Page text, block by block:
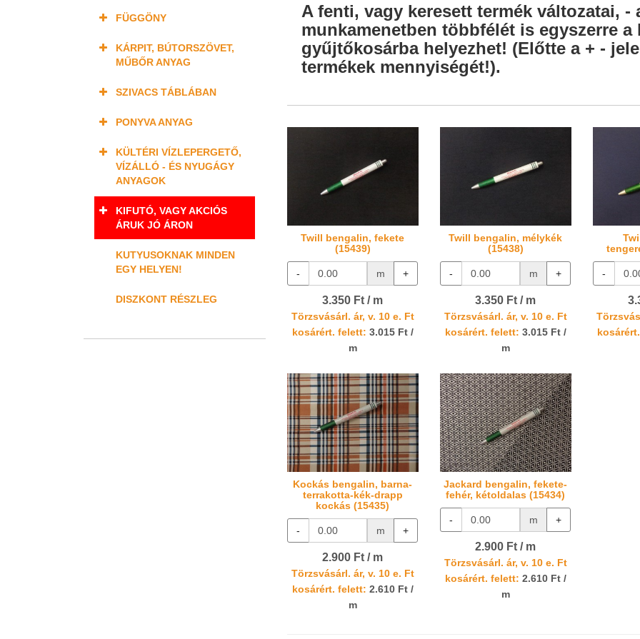
A fenti, vagy keresett termék változatai,
munkamenetben többfélét is egyszerre
gyűjtőkosárba helyezhet! (Előtte a + -
termékek mennyiségét!).
Twill bengalin, fekete
(15439)
- m +
3.350 Ft / m
Törzsvásárl. ár, v. 10 e. Ft
kosárért. felett: 3.015 Ft /
m
Twill bengalin, mélykék
(15438)
- m +
3.350 Ft / m
Törzsvásárl. ár, v. 10 e. Ft
kosárért. felett: 3.015 Ft /
m
-
Kockás bengalin, barna-
terrakotta-kék-drapp
kockás (15435)
- m +
2.900 Ft / m
Törzsvásárl. ár, v. 10 e. Ft
kosárért. felett: 2.610 Ft /
m
Jackard bengalin, fekete-
fehér, kétoldalas (15434)
- m +
2.900 Ft / m
Törzsvásárl. ár, v. 10 e. Ft
kosárért. felett: 2.610 Ft /
m
FÜGGÖNY
KÁRPIT, BÚTORSZÖVET,
MŰBŐR ANYAG
SZIVACS TÁBLÁBAN
PONYVA ANYAG
KÜLTÉRI VÍZLEPERGETŐ,
VÍZÁLLÓ - ÉS NYUGÁGY
ANYAGOK
KIFUTÓ, VAGY AKCIÓS
ÁRUK JÓ ÁRON
KUTYUSOKNAK MINDEN
EGY HELYEN!
DISZKONT RÉSZLEG